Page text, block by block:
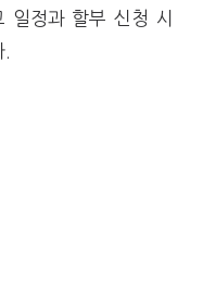
일정과 할부 신청 시